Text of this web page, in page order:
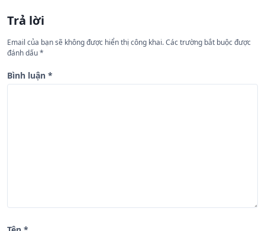
ớ
n
g
b
Trả lời
Email của bạn sẽ không được hiển thị công khai.Các trường bắt buộc được
đánh dấu*
Bình luận *